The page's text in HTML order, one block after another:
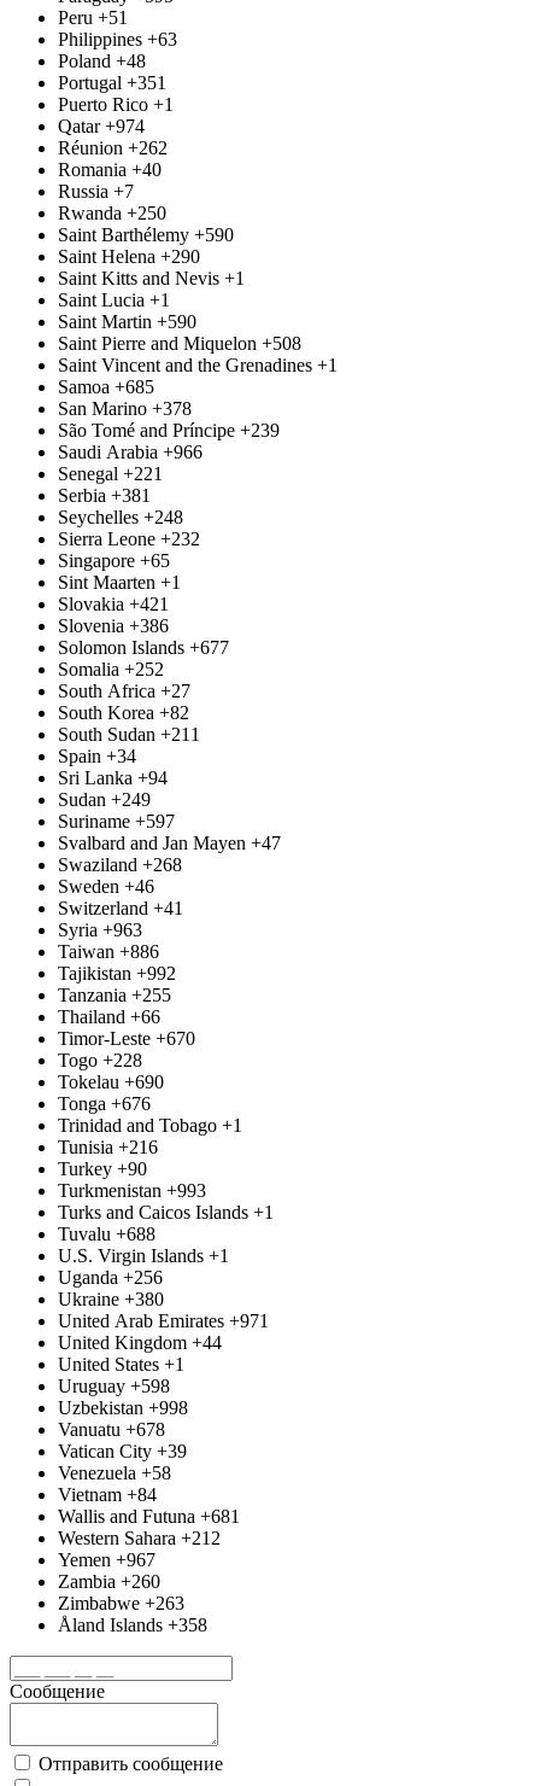
Peru +51
Philippines +63
Poland +48
Portugal +351
Puerto Rico +1
Qatar +974
Réunion +262
Romania +40
Russia +7
Rwanda +250
Saint Barthélemy +590
Saint Helena +290
Saint Kitts and Nevis +1
Saint Lucia +1
Saint Martin +590
Saint Pierre and Miquelon +508
Saint Vincent and the Grenadines +1
Samoa +685
San Marino +378
São Tomé and Príncipe +239
Saudi Arabia +966
Senegal +221
Serbia +381
Seychelles +248
Sierra Leone +232
Singapore +65
Sint Maarten +1
Slovakia +421
Slovenia +386
Solomon Islands +677
Somalia +252
South Africa +27
South Korea +82
South Sudan +211
Spain +34
Sri Lanka +94
Sudan +249
Suriname +597
Svalbard and Jan Mayen +47
Swaziland +268
Sweden +46
Switzerland +41
Syria +963
Taiwan +886
Tajikistan +992
Tanzania +255
Thailand +66
Timor-Leste +670
Togo +228
Tokelau +690
Tonga +676
Trinidad and Tobago +1
Tunisia +216
Turkey +90
Turkmenistan +993
Turks and Caicos Islands +1
Tuvalu +688
U.S. Virgin Islands +1
Uganda +256
Ukraine +380
United Arab Emirates +971
United Kingdom +44
United States +1
Uruguay +598
Uzbekistan +998
Vanuatu +678
Vatican City +39
Venezuela +58
Vietnam +84
Wallis and Futuna +681
Western Sahara +212
Yemen +967
Zambia +260
Zimbabwe +263
Åland Islands +358
Сообщение
Отправить сообщение